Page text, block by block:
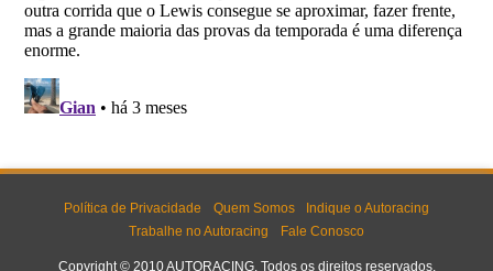
Política de Privacidade Quem Somos
Indique o Autoracing
Trabalhe no Autoracing
Fale Conosco
Copyright © 2010 AUTORACING. Todos os direitos reservados.